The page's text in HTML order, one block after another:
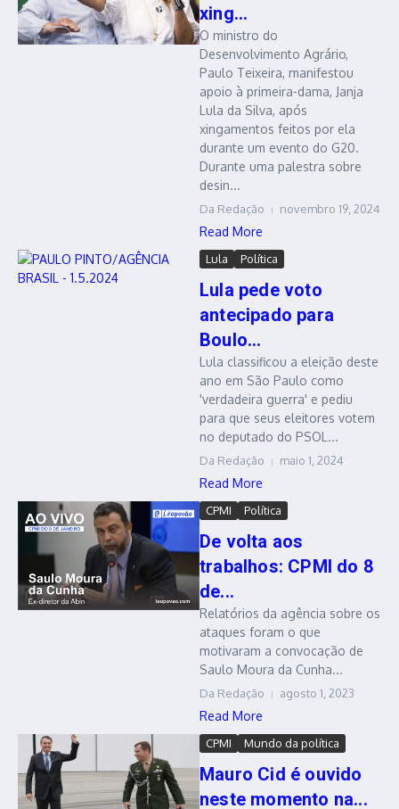
xing...
O ministro do
Desenvolvimento Agrário,
Paulo Teixeira, manifestou
apoio à primeira-dama, Janja
Lula da Silva, após
xingamentos feitos por ela
durante um evento do G20.
Durante uma palestra sobre
desin...
Da Redação novembro 19, 2024
Read More
Lula Política
Lula pede voto
antecipado para
Boulo...
Lula classificou a eleição deste
ano em São Paulo como
'verdadeira guerra' e pediu
para que seus eleitores votem
no deputado do PSOL...
Da Redação maio 1, 2024
Read More
CPMI Política
De volta aos
trabalhos: CPMI do 8
de...
Relatórios da agência sobre os
ataques foram o que
motivaram a convocação de
Saulo Moura da Cunha...
Da Redação agosto 1, 2023
Read More
CPMI Mundo da política
Mauro Cid é ouvido
neste momento na...